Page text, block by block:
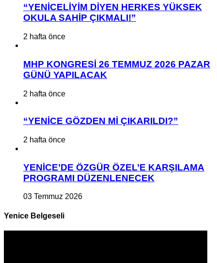
“YENİCELİYİM DİYEN HERKES YÜKSEK
OKULA SAHİP ÇIKMALI!”
2 hafta önce
MHP KONGRESİ 26 TEMMUZ 2026 PAZAR
GÜNÜ YAPILACAK
2 hafta önce
“YENİCE GÖZDEN Mİ ÇIKARILDI?”
2 hafta önce
YENİCE’DE ÖZGÜR ÖZEL’E KARŞILAMA
PROGRAMI DÜZENLENECEK
03 Temmuz 2026
Yenice Belgeseli